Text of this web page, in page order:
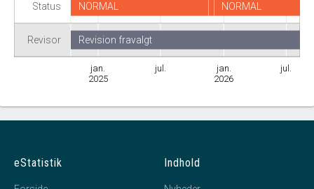
Status
Revisor
jan.
2025
jul.
jan.
2026
jul.
NORMAL NORMAL
Revision fravalgt
eStatistik Indhold